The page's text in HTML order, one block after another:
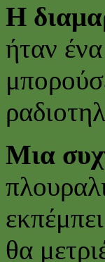
Η
ήταν
Μια
θα